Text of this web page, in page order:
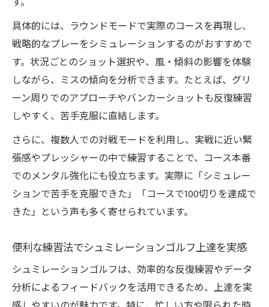
具体的には、ラウンドモードで実際のコースを再現し、
戦略的なプレーをシミュレーションするのがおすすめで
す。状況ごとのショット選択や、風・傾斜の影響を体験
しながら、ミスの傾向を分析できます。たとえば、グリ
ーン周りでのアプローチやバンカーショットも反復練習
しやすく、苦手克服に直結します。
さらに、複数人での対戦モードを利用し、実戦に近い緊
張感やプレッシャーの中で練習することで、コース本番
でのメンタル強化にも役立ちます。実際に「シミュレー
ションで苦手を克服できた」「コースで100切りを達成で
きた」という声も多く寄せられています。
便利な練習法でシュミレーションゴルフ上達を実感
シュミレーションゴルフは、効率的な反復練習やデータ
分析によるフィードバックを活用できるため、上達を実